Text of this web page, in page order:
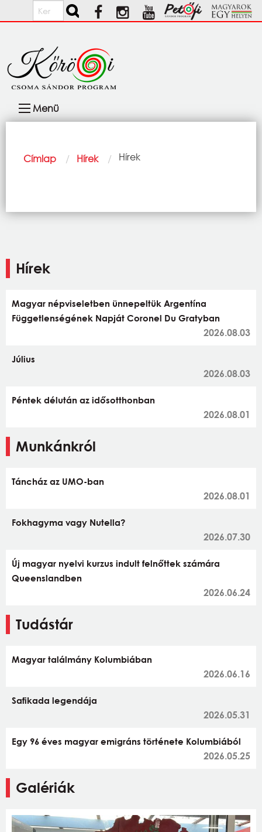
Ugrás a tartalomra
Keresés
navigáció
Menü
Morzsa
Címlap Hírek Current:
Hírek
Hírek
Magyar népviseletben ünnepeltük Argentína
Függetlenségének Napját Coronel Du Gratyban
2026.08.03
Július
2026.08.03
Péntek délután az idősotthonban
2026.08.01
Munkánkról
Táncház az UMO-ban
2026.08.01
Fokhagyma vagy Nutella?
2026.07.30
Új magyar nyelvi kurzus indult felnőttek számára
Queenslandben
2026.06.24
Tudástár
Magyar találmány Kolumbiában
2026.06.16
Safikada legendája
2026.05.31
Egy 96 éves magyar emigráns története Kolumbiából
2026.05.25
Galériák